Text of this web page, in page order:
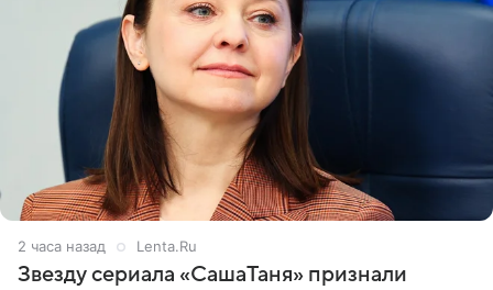
2 часа назад Lenta.Ru
Звезду сериала «СашаТаня» признали